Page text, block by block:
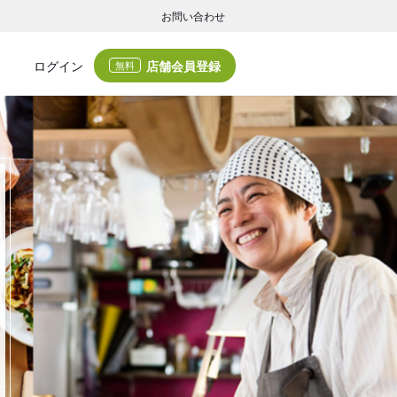
お問い合わせ
ログイン 無料 店舗会員登録
集客・業務支援
グの集客サービスと業務支援サービスで店舗経営の課題解決を支援します。